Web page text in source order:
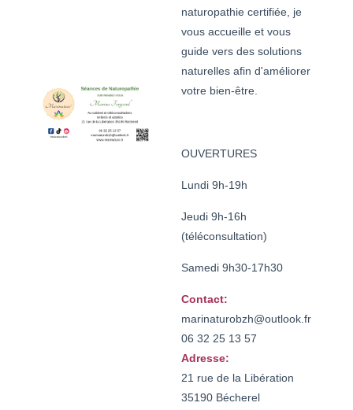
naturopathie certifiée, je
vous accueille et vous
guide vers des solutions
naturelles afin d'améliorer
votre bien-être.
OUVERTURES
Lundi 9h-19h
Jeudi 9h-16h
(téléconsultation)
Samedi 9h30-17h30
Contact:
marinaturobzh@outlook.fr
06 32 25 13 57
Adresse:
21 rue de la Libération
35190 Bécherel